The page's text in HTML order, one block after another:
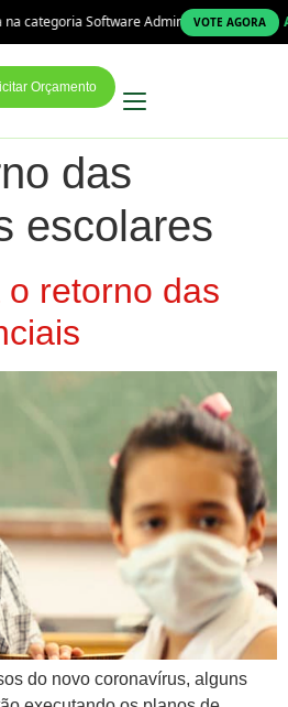
categoria Software Administrativo! A
VOTE AGORA
Orçamento
das
escolares
retorno das
do novo coronavírus, alguns